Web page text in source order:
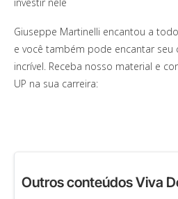
Giuseppe Martinelli encantou a
e você também pode encantar
incrível. Receba nosso material e
UP na sua carreira:
Outros conteúdos Viva